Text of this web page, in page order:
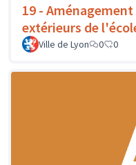
19 - Aménagement
extérieurs de
Ville de Lyon
0 0